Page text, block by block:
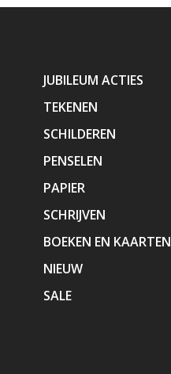
JUBILEUM ACTIES
TEKENEN
SCHILDEREN
PENSELEN
PAPIER
SCHRIJVEN
BOEKEN EN KAARTEN
NIEUW
SALE